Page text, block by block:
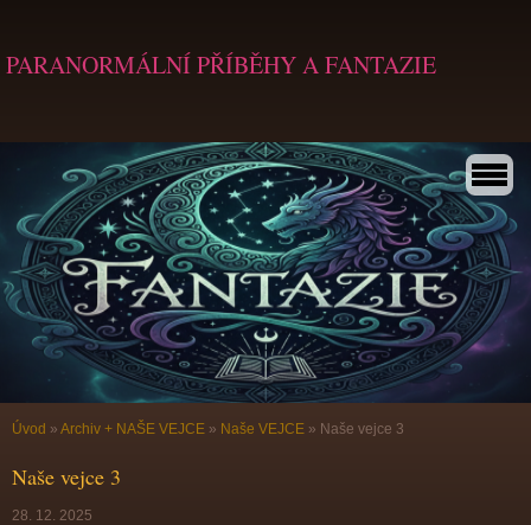
PARANORMÁLNÍ PŘÍBĚHY A FANTAZIE
Úvod » Archiv + NAŠE VEJCE » Naše VEJCE » Naše vejce 3
Naše vejce 3
28. 12. 2025